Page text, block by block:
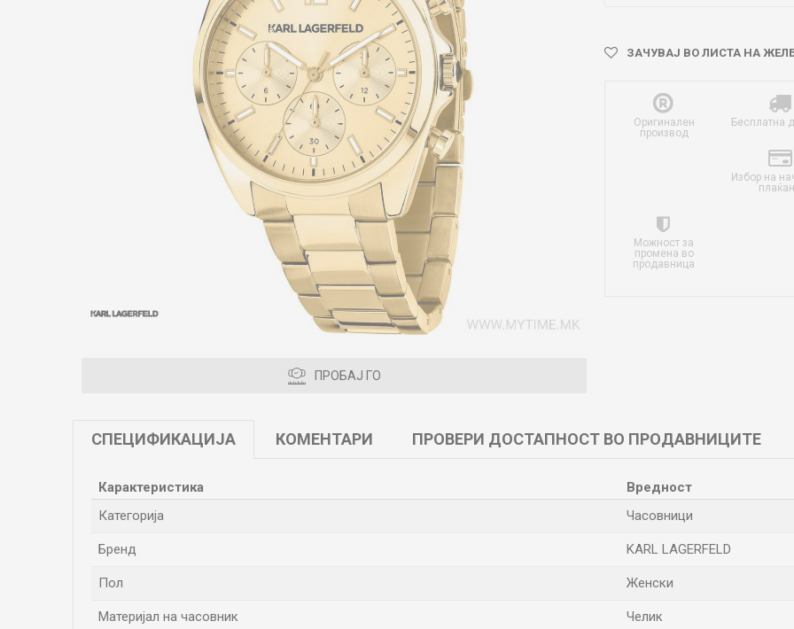
ПРОБАЈ ГО
ЗАЧУВАЈ ВО ЛИСТА НА
Оригинален
производ
Бесплатна
Избор на
Можност за
промена во
продавница
СПЕЦИФИКАЦИЈА КОМЕНТАРИ ПРОВЕРИ ДОСТАПНОСТ ВО ПРОДАВНИЦИТЕ
Карактеристика
Вредност
Категорија
Часовници
Бренд KARL LAGERFELD
Пол Женски
Материјал на часовник Челик